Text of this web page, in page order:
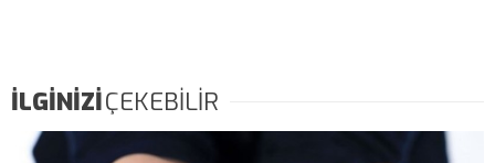
İLGİNİZİÇEKEBİLİR